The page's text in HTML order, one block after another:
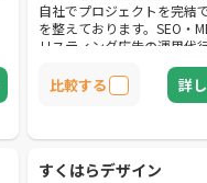
自社でプロジェクトを完結
を整えております。SEO・
リスティング広告の運用代
ルティング、パンフレット
のDTPデザインまで、幅広
をご提供いたします。
比較する 詳
すくはらデザイン